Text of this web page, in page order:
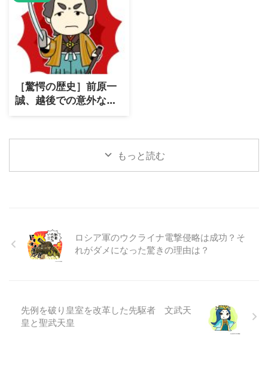
［驚愕の歴史］前原一
誠、越後での意外な善
政とは？
もっと読む
ロシア軍のウクライナ電撃侵略は成功？そ
れがダメになった驚きの理由は？
先例を破り皇室を改革した先駆者 文武天
皇と聖武天皇